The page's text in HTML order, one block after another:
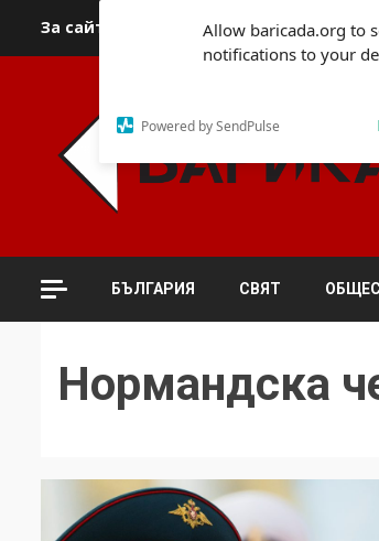
Allow baricada.org to
notifications to your
Powered by SendPulse
За сайта За контакти За
БЪЛГАРИЯ СВЯТ
Нормандска